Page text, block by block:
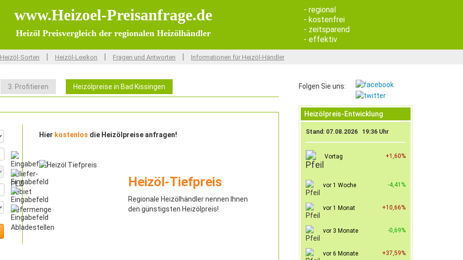
www.Heizoel-Preisanfrage.de
Heizöl Preisvergleich der regionalen Heizölhändler
- regional
- kostenfrei
- zeitsparend
- effektiv
Heizöl-Sorten | Heizöl-Lexikon | Fragen und Antworten | Informationen für Heizöl-Händler
3. Profitieren Heizölpreise in Bad Kissingen
Hier kostenlos die Heizölpreise anfragen!
Heizöl-Tiefpreis
Regionale Heizölhändler nennen Ihnen
den günstigsten Heizölpreis!
Folgen Sie uns:
Heizölpreis-Entwicklung
Stand: 07.08.2026 19:36 Uhr
Vortag +1,60%
vor 1 Woche -4,41%
vor 1 Monat +10,66%
vor 3 Monate -0,69%
vor 6 Monate +37,59%